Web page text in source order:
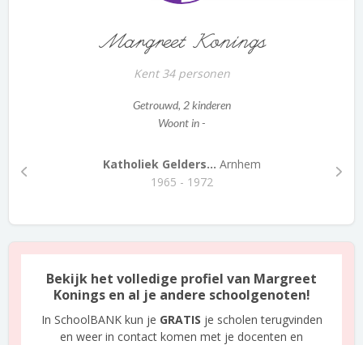
Margreet Konings
Kent 34 personen
Getrouwd, 2 kinderen
Woont in -
Katholiek Gelders... Arnhem
1965 - 1972
Bekijk het volledige profiel van Margreet
Konings en al je andere schoolgenoten!
In SchoolBANK kun je GRATIS je scholen terugvinden
en weer in contact komen met je docenten en